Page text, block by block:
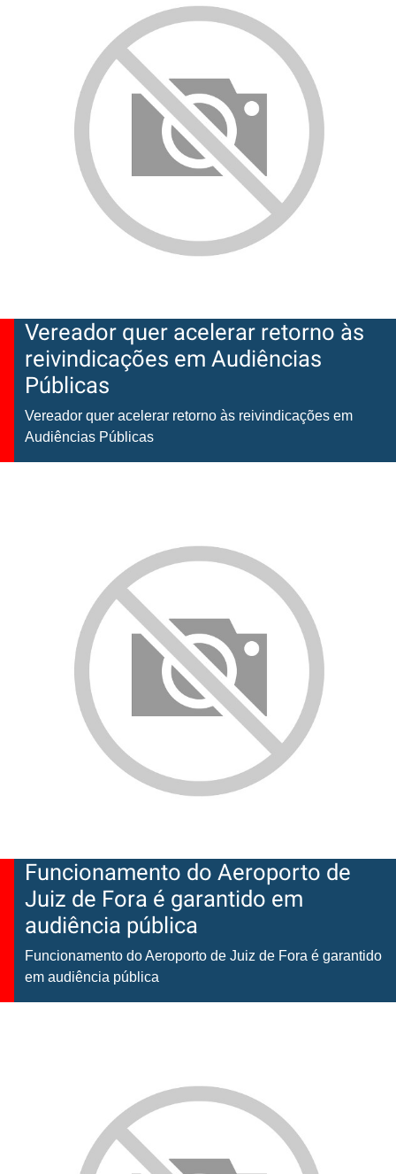
Vereador quer acelerar retorno às
reivindicações em Audiências
Públicas
Vereador quer acelerar retorno às reivindicações em
Audiências Públicas
Funcionamento do Aeroporto de
Juiz de Fora é garantido em
audiência pública
Funcionamento do Aeroporto de Juiz de Fora é garantido
em audiência pública